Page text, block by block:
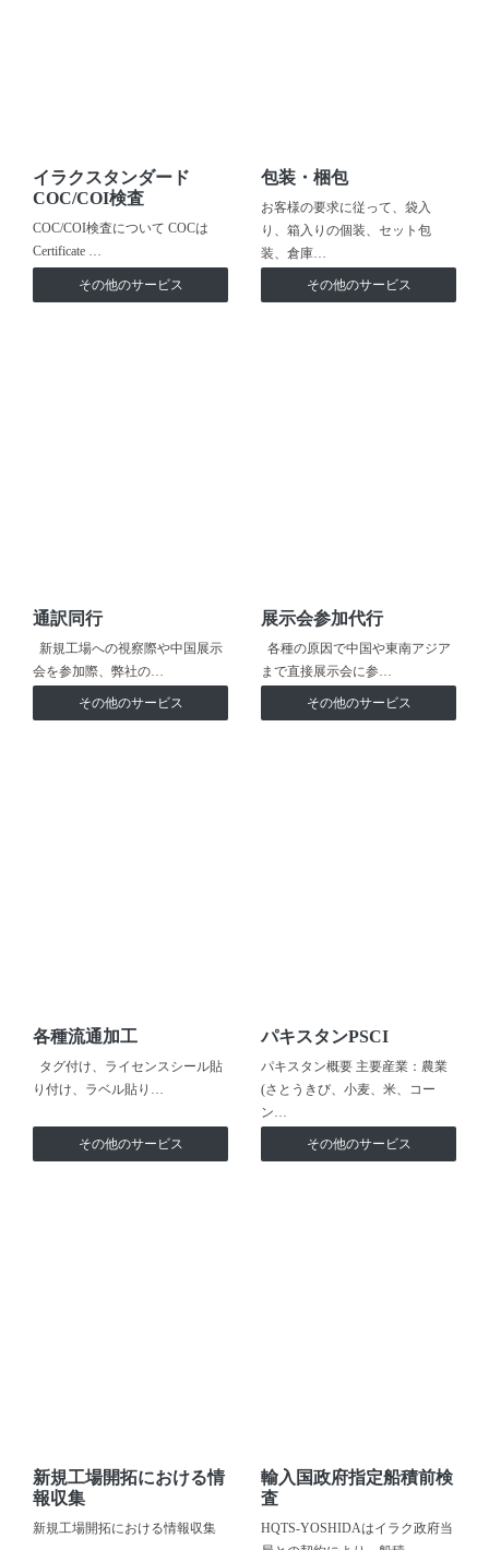
イラクスタンダード
COC/COI検査
COC/COI検査について COCは
Certificate …
その他のサービス
包装・梱包
お客様の要求に従って、袋入
り、箱入りの個装、セット包
装、倉庫…
その他のサービス
通訳同行
新規工場への視察際や中国展示
会を参加際、弊社の…
その他のサービス
展示会参加代行
各種の原因で中国や東南アジア
まで直接展示会に参…
その他のサービス
各種流通加工
タグ付け、ライセンスシール貼
り付け、ラベル貼り…
その他のサービス
パキスタンPSCI
パキスタン概要 主要産業：農業
(さとうきび、小麦、米、コー
ン…
その他のサービス
新規工場開拓における情
報収集
新規工場開拓における情報収集
輸入国政府指定船積前検
査
HQTS-YOSHIDAはイラク政府当